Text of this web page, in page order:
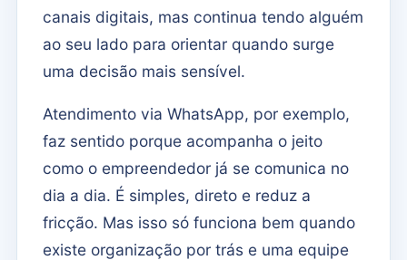
canais digitais, mas continua tendo alguém
ao seu lado para orientar quando surge
uma decisão mais sensível.
Atendimento via WhatsApp, por exemplo,
faz sentido porque acompanha o jeito
como o empreendedor já se comunica no
dia a dia. É simples, direto e reduz a
fricção. Mas isso só funciona bem quando
existe organização por trás e uma equipe